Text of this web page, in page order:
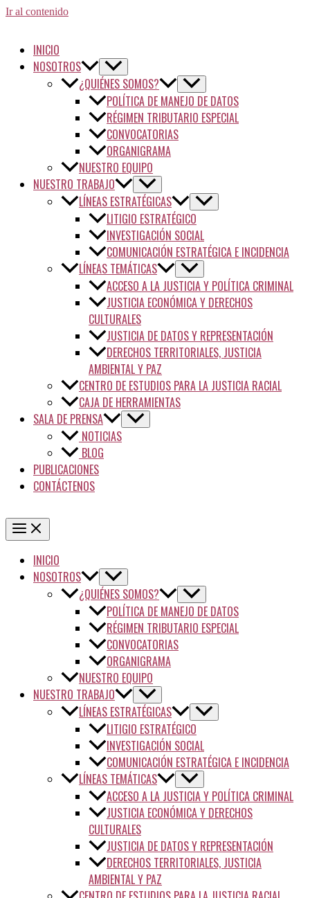
Ir al contenido
INICIO
NOSOTROS
¿QUIÉNES SOMOS?
POLÍTICA DE MANEJO DE DATOS
RÉGIMEN TRIBUTARIO ESPECIAL
CONVOCATORIAS
ORGANIGRAMA
NUESTRO EQUIPO
NUESTRO TRABAJO
LÍNEAS ESTRATÉGICAS
LITIGIO ESTRATÉGICO
INVESTIGACIÓN SOCIAL
COMUNICACIÓN ESTRATÉGICA E INCIDENCIA
LÍNEAS TEMÁTICAS
ACCESO A LA JUSTICIA Y POLÍTICA CRIMINAL
JUSTICIA ECONÓMICA Y DERECHOS
CULTURALES
JUSTICIA DE DATOS Y REPRESENTACIÓN
DERECHOS TERRITORIALES, JUSTICIA
AMBIENTAL Y PAZ
CENTRO DE ESTUDIOS PARA LA JUSTICIA RACIAL
CAJA DE HERRAMIENTAS
SALA DE PRENSA
NOTICIAS
BLOG
PUBLICACIONES
CONTÁCTENOS
INICIO
NOSOTROS
¿QUIÉNES SOMOS?
POLÍTICA DE MANEJO DE DATOS
RÉGIMEN TRIBUTARIO ESPECIAL
CONVOCATORIAS
ORGANIGRAMA
NUESTRO EQUIPO
NUESTRO TRABAJO
LÍNEAS ESTRATÉGICAS
LITIGIO ESTRATÉGICO
INVESTIGACIÓN SOCIAL
COMUNICACIÓN ESTRATÉGICA E INCIDENCIA
LÍNEAS TEMÁTICAS
ACCESO A LA JUSTICIA Y POLÍTICA CRIMINAL
JUSTICIA ECONÓMICA Y DERECHOS
CULTURALES
JUSTICIA DE DATOS Y REPRESENTACIÓN
DERECHOS TERRITORIALES, JUSTICIA
AMBIENTAL Y PAZ